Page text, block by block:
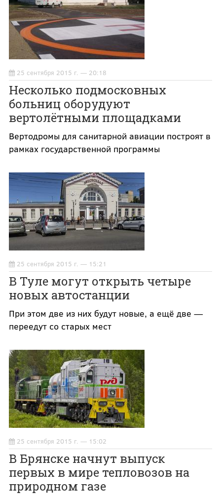
25 сентября 2015 г. — 20:18
Несколько подмосковных
больниц оборудуют
вертолётными площадками
Вертодромы для санитарной авиации построят в
рамках государственной программы
25 сентября 2015 г. — 15:21
В Туле могут открыть четыре
новых автостанции
При этом две из них будут новые, а ещё две —
переедут со старых мест
25 сентября 2015 г. — 15:02
В Брянске начнут выпуск
первых в мире тепловозов на
природном газе